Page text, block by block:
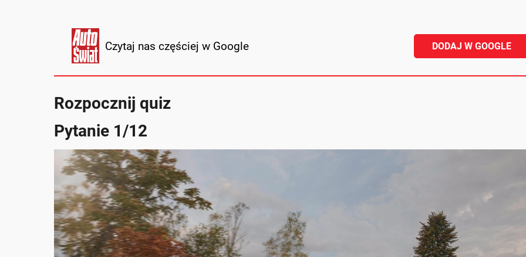
Czytaj nas częściej w Google DODAJ W GOOGLE
Rozpocznij quiz
Pytanie 1/12